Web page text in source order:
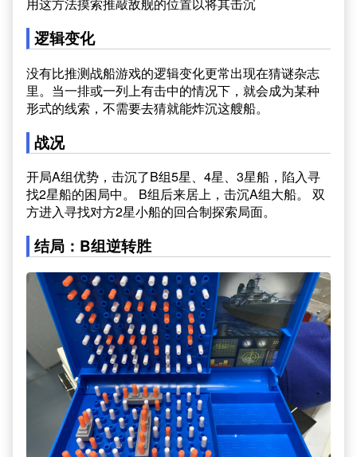
用这方法摸索推敲敌舰的位置以将其击沉
逻辑变化
没有比推测战船游戏的逻辑变化更常出现在猜谜杂志
里。当一排或一列上有击中的情况下，就会成为某种
形式的线索，不需要去猜就能炸沉这艘船。
战况
开局A组优势，击沉了B组5星、4星、3星船，陷入寻
找2星船的困局中。 B组后来居上，击沉A组大船。 双
方进入寻找对方2星小船的回合制探索局面。
结局：B组逆转胜